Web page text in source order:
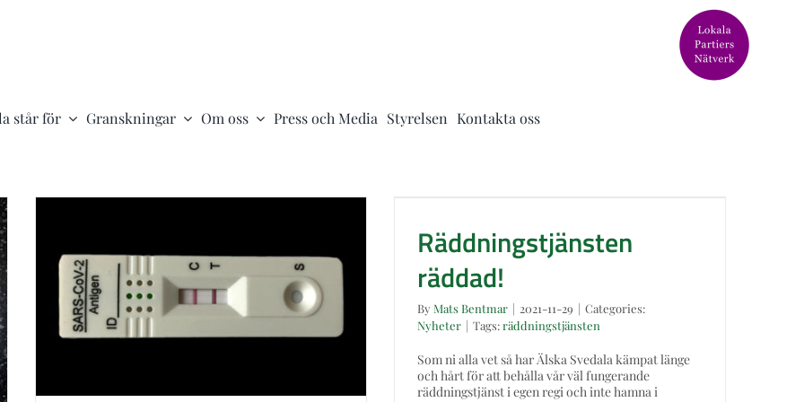
står för Granskningar Om oss Press och Media Styrelsen Kontakta oss
Vi vill att alla politiker är vaccinerade
Räddningstjänsten
räddad!
By Mats Bentmar | 2021-11-29 | Categories:
Nyheter | Tags:räddningstjänsten
Som ni alla vet så har Älska Svedala kämpat länge
och hårt för att behålla vår väl fungerande
räddningstjänst i egen regi och inte hamna i